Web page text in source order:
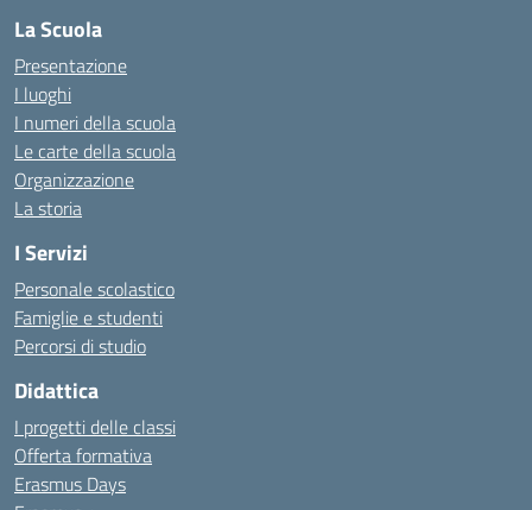
La Scuola
Presentazione
I luoghi
I numeri della scuola
Le carte della scuola
Organizzazione
La storia
I Servizi
Personale scolastico
Famiglie e studenti
Percorsi di studio
Didattica
I progetti delle classi
Offerta formativa
Erasmus Days